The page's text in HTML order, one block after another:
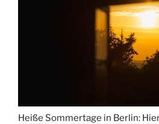
Heiße Sommertage in Berlin: